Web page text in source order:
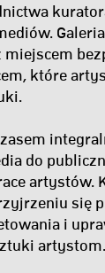
które
do
artystów.
się
i
artystom.